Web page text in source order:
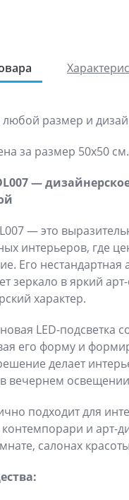
размер и
за размер 50х50 см.
—
— это
интерьеров, где
Его
зеркало в яркий
характер.
LED-подсветка
его форму и
делает
вечернем
подходит для
контемпорари и арт-
салонах